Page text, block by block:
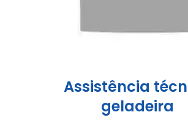
Assistência
geladeira